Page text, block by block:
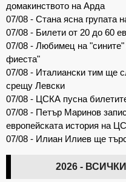
домакинството на Арда
07/08 - Стана ясна групата
07/08 - Билети от 20 до 60
07/08 - Любимец на
фиеста"
07/08 - Италиански тим ще
срещу Левски
07/08 - ЦСКА пусна
07/08 - Петър Маринов
европейската история на
07/08 - Илиан Илиев ще
2026 -